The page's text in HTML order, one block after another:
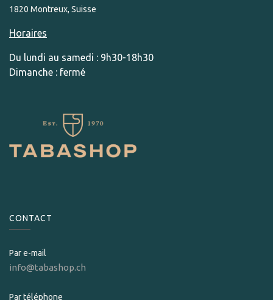
1820 Montreux, Suisse
Horaires
Du lundi au samedi : 9h30-18h30
Dimanche : fermé
CONTACT
Par e-mail
info@tabashop.ch
Par téléphone